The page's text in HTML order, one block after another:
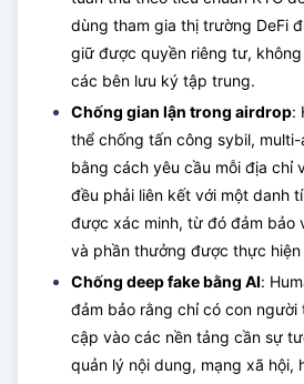
dùng tham gia thị trường DeFi
giữ được quyền riêng tư,
các bên lưu ký tập trung.
Chống gian lận trong airdrop:
thể chống tấn công sybil,
bằng cách yêu cầu mỗi địa chỉ
đều phải liên kết với một danh
được xác minh, từ đó đảm bảo
và phần thưởng được thực
Chống deep fake bằng AI:
đảm bảo rằng chỉ có con
cập vào các nền tảng cần sự
quản lý nội dung, mạng xã hội,